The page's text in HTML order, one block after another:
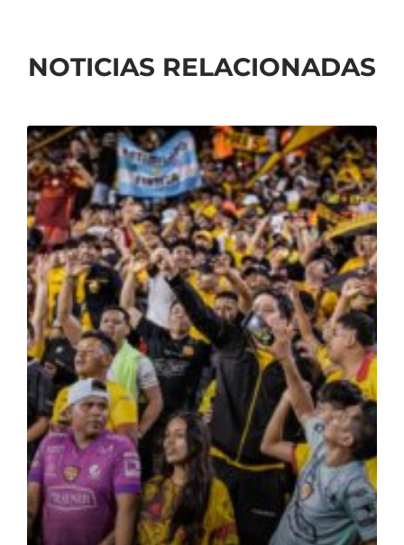
NOTICIAS RELACIONADAS